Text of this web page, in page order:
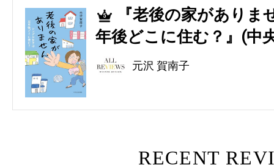
5
『老後の家があり
年後どこに住む？』(中
元沢 賀南子
RECENT